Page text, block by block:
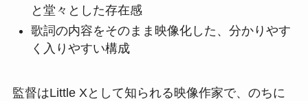
と堂々とした存在感
歌詞の内容をそのまま映像化した、分かりやす
く入りやすい構成
監督はLittle Xとして知られる映像作家で、のちに